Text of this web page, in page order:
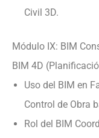
Civil 3D.
Módulo IX: BIM
BIM 4D
Uso del BIM en
Control de Obra
Rol del BIM